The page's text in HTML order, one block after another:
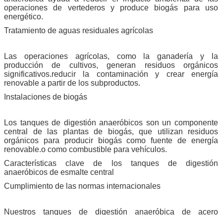
operaciones de vertederos y produce biogás para uso
energético.
Tratamiento de aguas residuales agrícolas
Las operaciones agrícolas, como la ganadería y la
producción de cultivos, generan residuos orgánicos
significativos.reducir la contaminación y crear energía
renovable a partir de los subproductos.
Instalaciones de biogás
Los tanques de digestión anaeróbicos son un componente
central de las plantas de biogás, que utilizan residuos
orgánicos para producir biogás como fuente de energía
renovable.o como combustible para vehículos.
Características clave de los tanques de digestión
anaeróbicos de esmalte central
Cumplimiento de las normas internacionales
Nuestros tanques de digestión anaeróbica de acero